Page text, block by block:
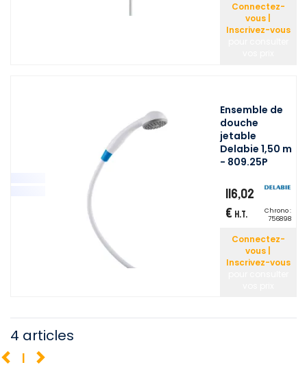
Connectez-
vous |
Inscrivez-vous
Ensemble de
douche
jetable
Delabie 1,50 m
- 809.25P
116,02
€ H.T.
Chrono :
756898
Connectez-
vous |
Inscrivez-vous
4 articles
1